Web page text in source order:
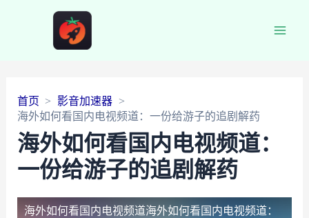
首页
影音加速器
海外如何看国内电视频道：一份给游子的追剧解药
海外如何看国内电视频道：
一份给游子的追剧解药
海外如何看国内电视频道海外如何看国内电视频道：